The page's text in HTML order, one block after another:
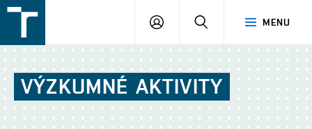
v
Brně
MENU
PŘIHLÁŠENÍ
VÝZKUMNÉ AKTIVITY